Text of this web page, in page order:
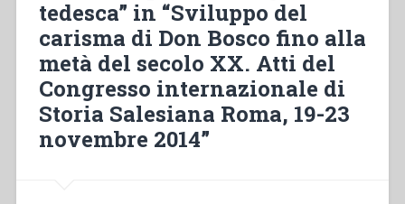
place
in
history””
tedesca” in “Sviluppo del
carisma di Don Bosco fino alla
metà del secolo XX. Atti del
Congresso internazionale di
Storia Salesiana Roma, 19-23
novembre 2014”